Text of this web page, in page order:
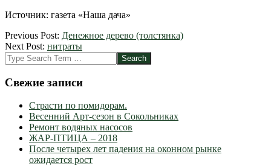
Источник: газета «Наша дача»
2012-
10-
15
Previous Post: Денежное дерево (толстянка)
Next Post: нитраты
Search
Свежие записи
Страсти по помидорам.
Весенний Арт-сезон в Сокольниках
Ремонт водяных насосов
ЖАР-ПТИЦА – 2018
После четырех лет падения на оконном рынке
ожидается рост